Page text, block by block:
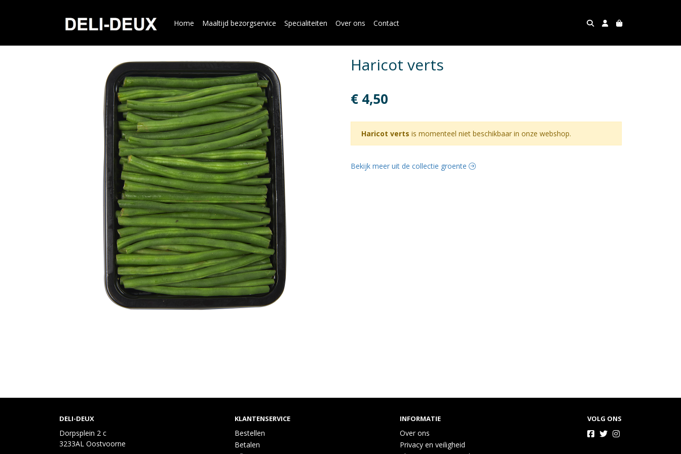
Home Maaltijd bezorgservice Specialiteiten Over ons Contact
Haricot verts
€ 4,50
Haricot verts is momenteel niet beschikbaar in onze webshop.
Bekijk meer uit de collectie groente
DELI-DEUX
Dorpsplein 2 c
3233AL Oostvoorne
KLANTENSERVICE
Bestellen
Betalen
INFORMATIE
Over ons
Privacy en veiligheid
VOLG ONS